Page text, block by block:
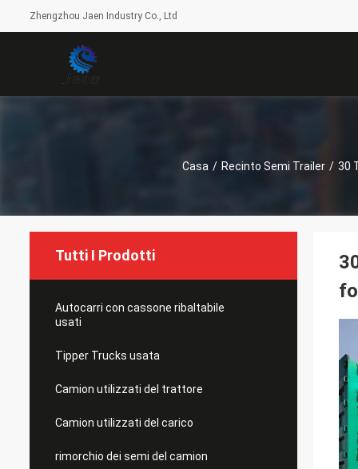
Zhengzhou Jaen Industry Co., Ltd
Casa / Recinto Semi Trailer / 30
Tutti I Prodotti
Autocarri con cassone ribaltabile
usati
Tipper Trucks usata
Camion utilizzati del trattore
Camion utilizzati del carico
rimorchio dei semi del camion